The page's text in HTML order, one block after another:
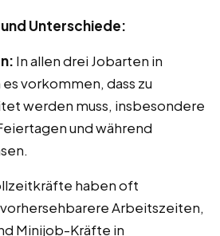
Unterschiede:
In allen drei Jobarten in
vorkommen, dass zu
werden muss, insbesondere
und während
haben oft
Arbeitszeiten,
Minijob-Kräfte in